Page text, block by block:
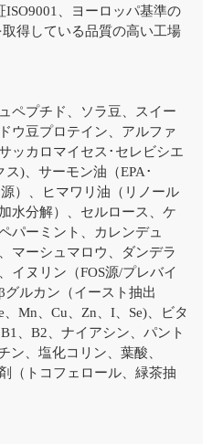
、ヨーロッパ基準の
得している品質の高い工場
ペプチド、ソラ豆、スイー
ウ豆プロテイン、アルファ
ッカロマイセス･セレビシエ
)、サーモン油（EPA･
）、ヒマワリ油（リノール
水分解）、セルロース、ケ
パーミント、カレンデュ
マーシュマロウ、ダンデラ
イヌリン（FOS源/プレバイ
ルカン（イースト抽出
Mn、Cu、Zn、I、Se)、ビタ
、B2、ナイアシン、パント
ン、塩化コリン、葉酸、
（トコフェロール、緑茶抽